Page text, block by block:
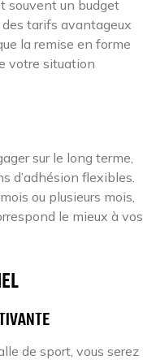
souvent un budget
des tarifs avantageux
la remise en forme
votre situation
sur le long terme,
d’adhésion flexibles.
ou plusieurs mois,
le mieux à vos
de sport, vous serez